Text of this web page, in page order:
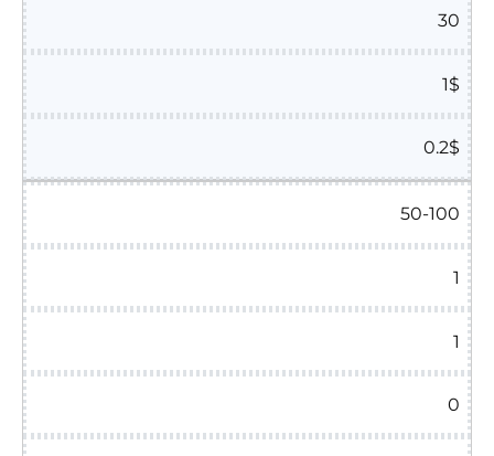
30
1$
0.2$
50-100
1
1
0